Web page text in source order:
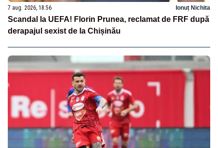
7 aug. 2026, 18:56 Ionuț Nichita
Scandal la UEFA! Florin Prunea, reclamat de FRF după
derapajul sexist de la Chișinău